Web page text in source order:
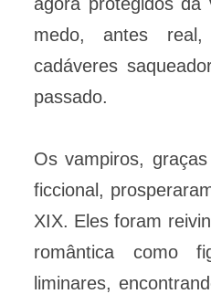
medo, antes
cadáveres
passado.
Os vampiros,
ficcional,
XIX. Eles foram
romântica como
liminares,